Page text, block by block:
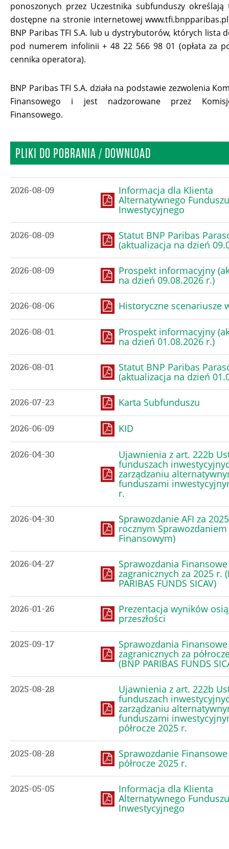
ponoszonych przez Uczestnika subfunduszy określają
dostępne na stronie internetowej
BNP Paribas TFI S.A. lub u dystrybutorów, których lista
pod numerem infolinii + 48 22 566 98 01 (opłata za
cennika operatora).
BNP Paribas TFI S.A. działa na podstawie zezwolenia
Finansowego i jest nadzorowane przez
Finansowego.
PLIKI DO POBRANIA / DOWNLOAD
2026-08-09 Informacja dla Klienta
Alternatywnego Funduszu
Inwestycyjnego
2026-08-09 Statut BNP Paribas
(aktualizacja na dzień
2026-08-09 Prospekt informacyjny
na dzień 09.08.2026 r.)
2026-08-06 Historyczne scenariusze
2026-08-01 Prospekt informacyjny
na dzień 01.08.2026 r.)
2026-08-01 Statut BNP Paribas
(aktualizacja na dzień
2026-07-23 Karta Subfunduszu
2026-06-09 KID
2026-04-30 Ujawnienia z art. 222b
funduszach
zarządzaniu
funduszami
r.
2026-04-30 Sprawozdanie AFI za
rocznym Sprawozdaniem
Finansowym)
2026-04-27 Sprawozdania
zagranicznych za 2025 r.
PARIBAS FUNDS SICAV)
2026-01-26 Prezentacja wyników
przeszłości
2025-09-17 Sprawozdania
zagranicznych za
(BNP PARIBAS FUNDS
2025-08-28 Ujawnienia z art. 222b
funduszach
zarządzaniu
funduszami
półrocze 2025 r.
2025-08-28 Sprawozdanie Finansowe
półrocze 2025 r.
2025-05-05 Informacja dla Klienta
Alternatywnego Funduszu
Inwestycyjnego